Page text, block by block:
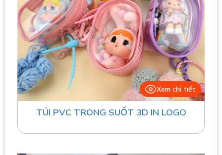
Xem chi tiết
TÚI PVC TRONG SUỐT 3D IN LOGO